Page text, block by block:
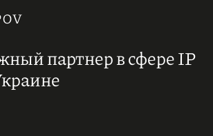
партнер в сфере IP